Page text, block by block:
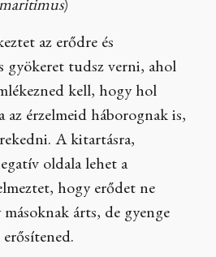
)
az erődre és
gyökeret tudsz verni, ahol
kell, hogy hol
az érzelmeid háborognak is,
A kitartásra,
oldala lehet a
hogy erődet ne
árts, de gyenge